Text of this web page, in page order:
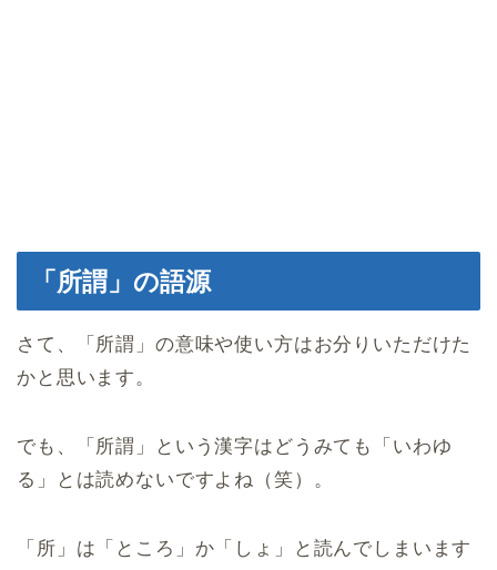
「所謂」の語源
さて、「所謂」の意味や使い方はお分りいただけた
かと思います。
でも、「所謂」という漢字はどうみても「いわゆ
る」とは読めないですよね（笑）。
「所」は「ところ」か「しょ」と読んでしまいます